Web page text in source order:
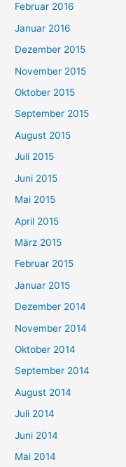
Februar 2016
Januar 2016
Dezember 2015
November 2015
Oktober 2015
September 2015
August 2015
Juli 2015
Juni 2015
Mai 2015
April 2015
März 2015
Februar 2015
Januar 2015
Dezember 2014
November 2014
Oktober 2014
September 2014
August 2014
Juli 2014
Juni 2014
Mai 2014